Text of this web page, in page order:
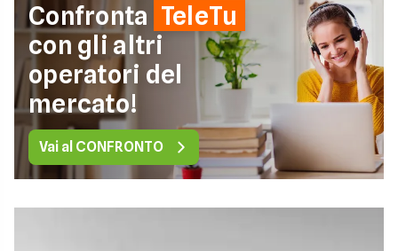
Confronta TeleTu
con gli altri
operatori del
mercato!
Vai al CONFRONTO